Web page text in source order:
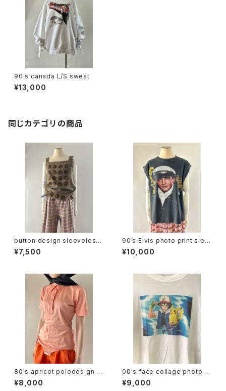
90's canada L/S sweat
¥13,000
同じカテゴリの商品
button design sleeveless
tops
¥7,500
90’s Elvis photo print slee
veless tee
¥10,000
80's apricot polodesign S/
S bodysuit
¥8,000
00's face collage photo te
e
¥9,000